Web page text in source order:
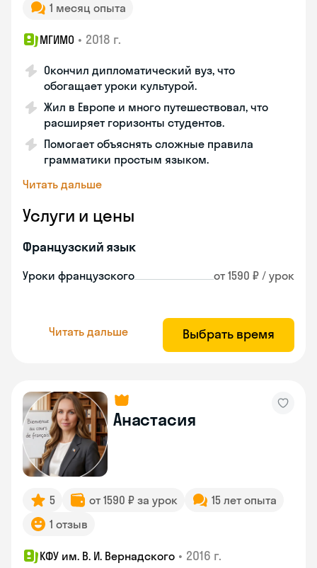
1 месяц опыта
МГИМО • 2018 г.
Окончил дипломатический вуз, что
обогащает уроки культурой.
Жил в Европе и много путешествовал, что
расширяет горизонты студентов.
Помогает объяснять сложные правила
грамматики простым языком.
Читать дальше
Услуги и цены
Французский язык
Уроки французского от 1590 ₽ / урок
Читать дальше Выбрать время
Анастасия
5 от 1590 ₽ за урок
15 лет опыта
1 отзыв
КФУ им. В. И. Вернадского • 2016 г.